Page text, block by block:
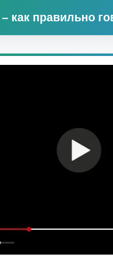
как правильно